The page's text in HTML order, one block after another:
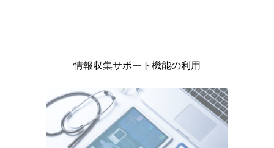
製品情報・安全性情報
情報収集サポート機能の利用